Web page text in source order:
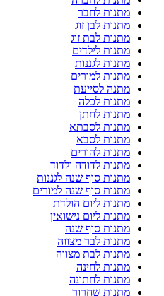
מתנות לחבר
מתנות לבן זוג
מתנות לבת זוג
מתנות לילדים
מתנות לגננות
מתנות למורים
מתנה לסייעת
מתנות לכלה
מתנות לחתן
מתנות לסבתא
מתנות לסבא
מתנות להורים
מתנות לדודה ולדוד
מתנות סוף שנה לגננות
מתנות סוף שנה למורים
מתנות ליום הולדת
מתנות ליום נישואין
מתנות סוף שנה
מתנות לבר מצווה
מתנות לבת מצווה
מתנות לחינה
מתנות לחתונה
מתנות שחרור